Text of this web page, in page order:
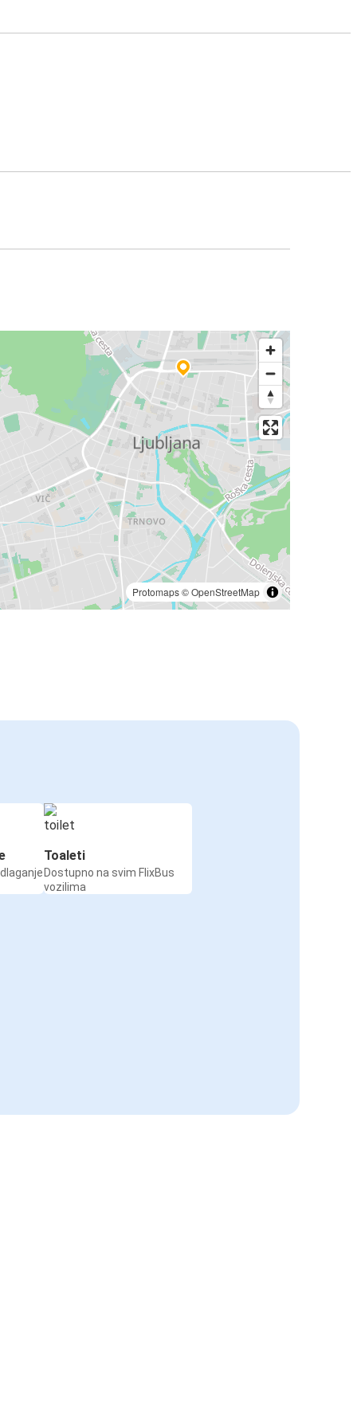
Protomaps©OpenStreetMap
Toaleti
Dostupno na svim FlixBus
vozilima